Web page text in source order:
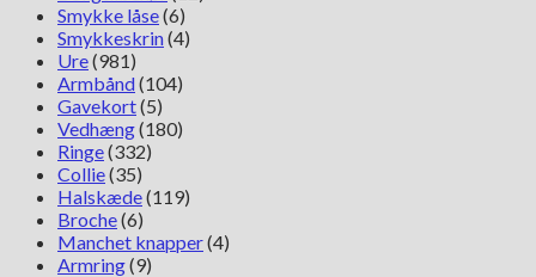
Smykke låse(6)
Smykkeskrin(4)
Ure(981)
Armbånd(104)
Gavekort(5)
Vedhæng(180)
Ringe(332)
Collie(35)
Halskæde(119)
Broche(6)
Manchet knapper(4)
Armring(9)